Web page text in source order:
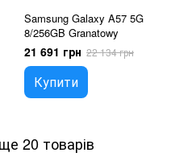
Samsung Galaxy A57 5G
8/256GB Granatowy
21 691 грн 22 134 грн
Купити
20 товарів